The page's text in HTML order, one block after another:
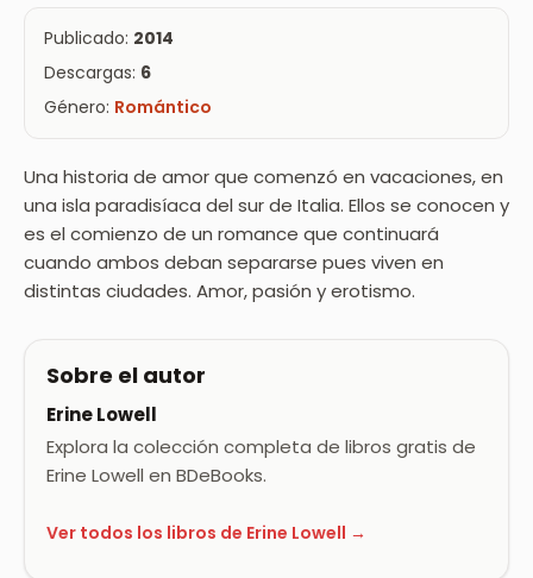
Publicado: 2014
Descargas: 6
Género: Romántico
Una historia de amor que comenzó en vacaciones, en
una isla paradisíaca del sur de Italia. Ellos se conocen y
es el comienzo de un romance que continuará
cuando ambos deban separarse pues viven en
distintas ciudades. Amor, pasión y erotismo.
Sobre el autor
Erine Lowell
Explora la colección completa de libros gratis de
Erine Lowell en BDeBooks.
Ver todos los libros de Erine Lowell →